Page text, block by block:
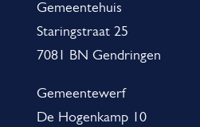
Gemeentehuis
Staringstraat 25
7081 BN Gendringen
Gemeentewerf
De Hogenkamp 10